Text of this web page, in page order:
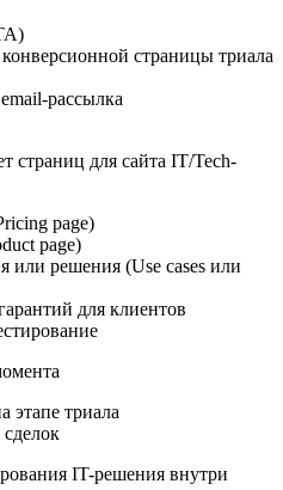
страницы триала
рассылка
страниц для сайта IT/Tech-
page)
page)
или решения (Use cases или
для клиентов
этапе триала
IT-решения внутри